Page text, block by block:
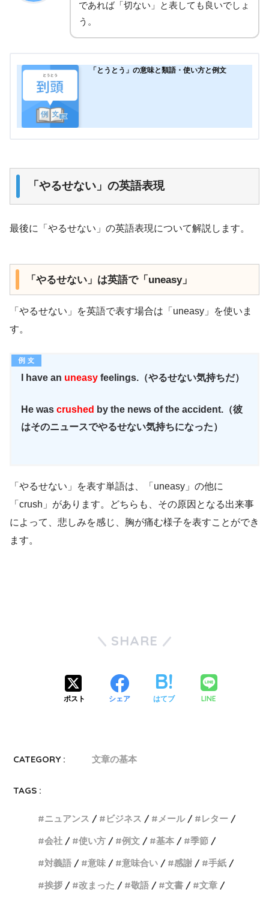
であれば「切ない」と表しても良いでしょ
う。
「とうとう」の意味と類語・使い方と例文
「やるせない」の英語表現
最後に「やるせない」の英語表現について解説します。
「やるせない」は英語で「uneasy」
「やるせない」を英語で表す場合は「uneasy」を使いま
す。
I have an uneasy feelings.（やるせない気持ちだ）
He was crushed by the news of the accident.（彼
はそのニュースでやるせない気持ちになった）
「やるせない」を表す単語は、「uneasy」の他に
「crush」があります。どちらも、その原因となる出来事
によって、悲しみを感じ、胸が痛む様子を表すことができ
ます。
SHARE
ポスト シェア はてブ LINE
CATEGORY : 文章の基本
TAGS :
ニュアンス ビジネス メール
レター
会社
使い方 例文 基本
季節
対義語
意味 意味合い 感謝
手紙
挨拶
改まった 敬語 文書
文章